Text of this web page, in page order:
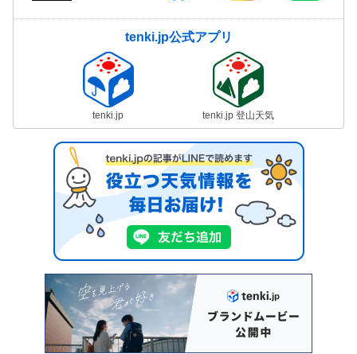
tenki.jp公式アプリ
tenki.jp tenki.jp 登山天気